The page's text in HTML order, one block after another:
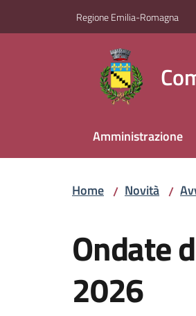
Regione Emilia-Romagna
Amministrazione
Home / Novità /
Ondate
2026